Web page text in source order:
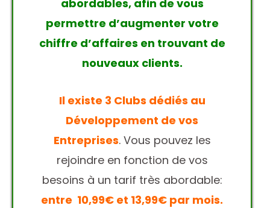
abordables, afin de vous
permettre d’augmenter votre
chiffre d’affaires en trouvant de
nouveaux clients.
Il existe 3 Clubs dédiés au
Développement de vos
Entreprises. Vous pouvez les
rejoindre en fonction de vos
besoins à un tarif très abordable:
entre 10,99€ et 13,99€ par mois.